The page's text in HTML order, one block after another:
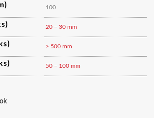
100
20 – 30 mm
> 500 mm
50 – 100 mm